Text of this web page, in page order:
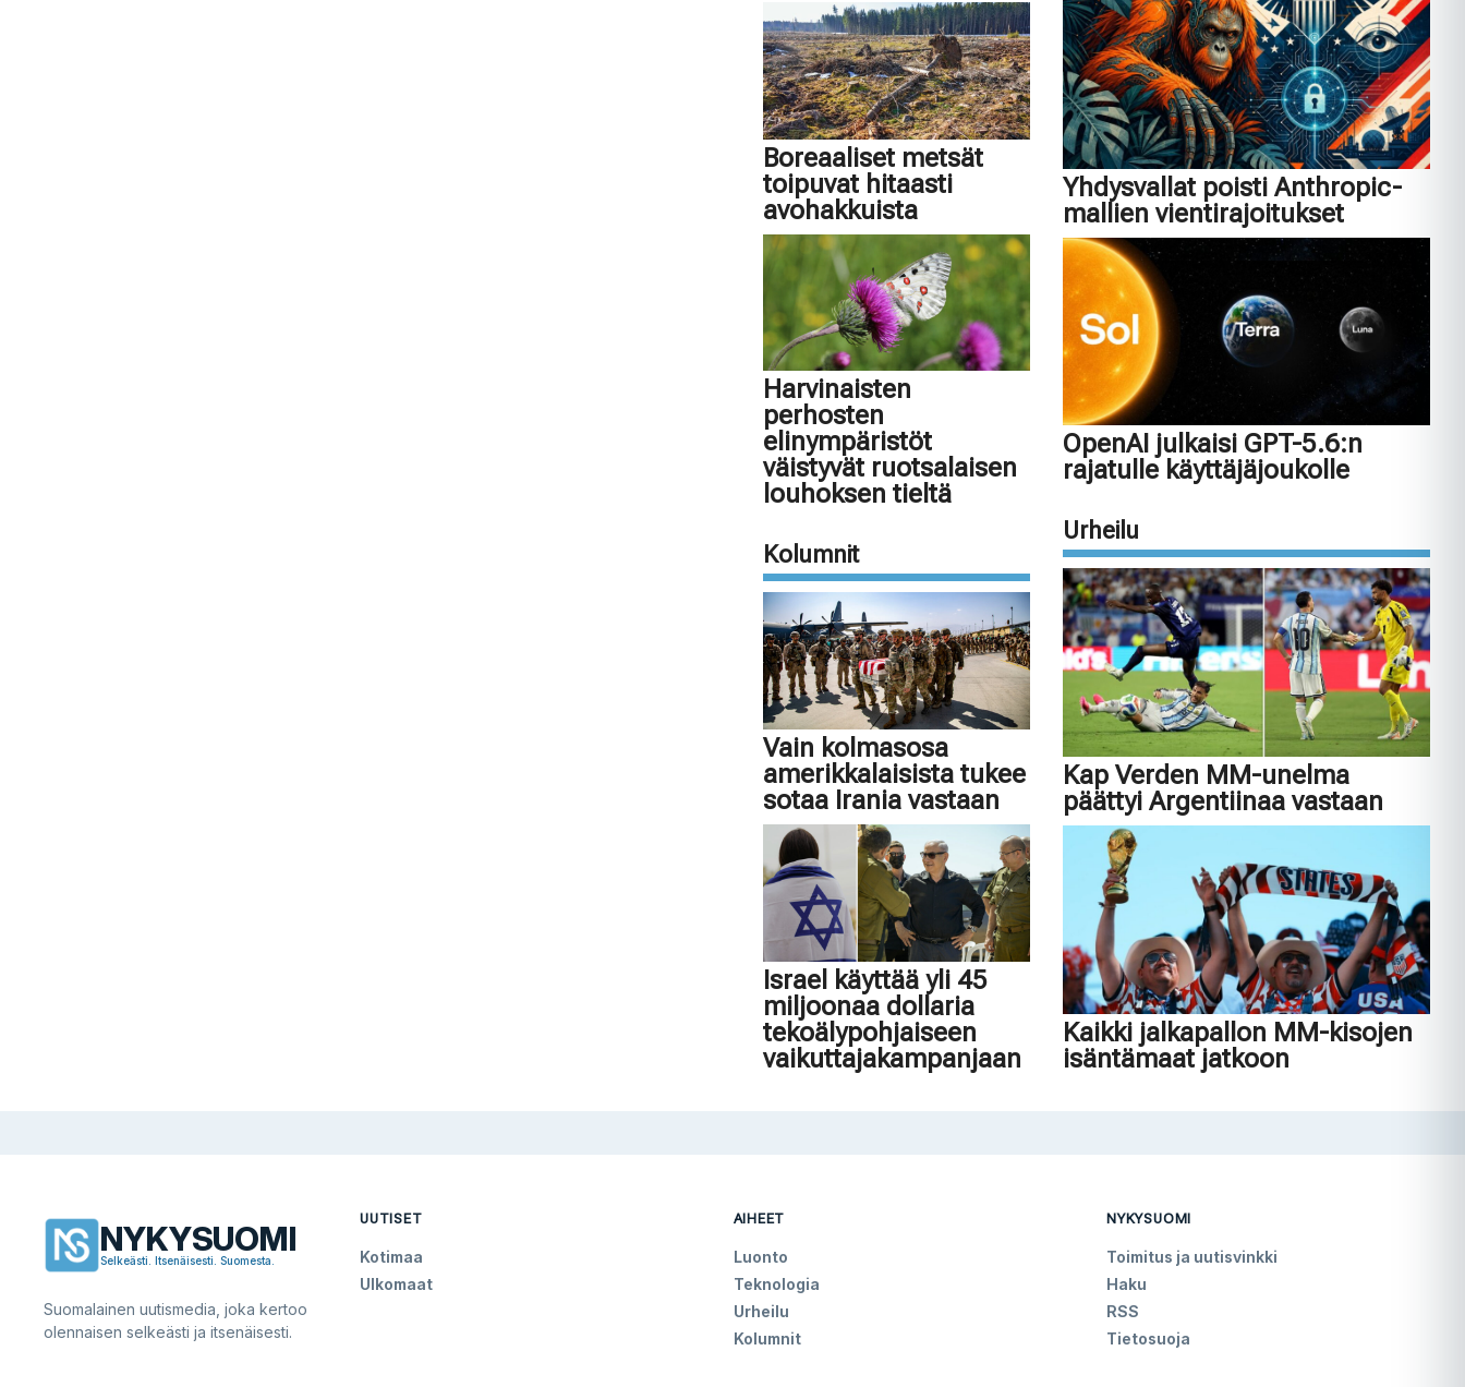
Boreaaliset metsät
toipuvat hitaasti
avohakkuista
Harvinaisten
perhosten
elinympäristöt
väistyvät ruotsalaisen
louhoksen tieltä
Kolumnit
Vain kolmasosa
amerikkalaisista tukee
sotaa Irania vastaan
Israel käyttää yli 45
miljoonaa dollaria
tekoälypohjaiseen
vaikuttajakampanjaan
Yhdysvallat poisti Anthropic-
mallien vientirajoitukset
OpenAI julkaisi GPT-5.6:n
rajatulle käyttäjäjoukolle
Urheilu
Kap Verden MM-unelma
päättyi Argentiinaa vastaan
Kaikki jalkapallon MM-kisojen
isäntämaat jatkoon
NYKYSUOMI
Selkeästi. Itsenäisesti. Suomesta.
Suomalainen uutismedia, joka kertoo
olennaisen selkeästi ja itsenäisesti.
UUTISET
Kotimaa
Ulkomaat
AIHEET
Luonto
Teknologia
Urheilu
Kolumnit
NYKYSUOMI
Toimitus ja uutisvinkki
Haku
RSS
Tietosuoja